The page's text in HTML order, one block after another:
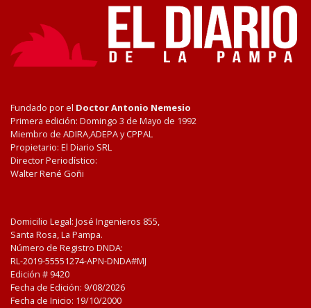
Fundado por el Doctor Antonio Nemesio
Primera edición: Domingo 3 de Mayo de 1992
Miembro de ADIRA,ADEPA y CPPAL
Propietario: El Diario SRL
Director Periodístico:
Walter René Goñi
Domicilio Legal: José Ingenieros 855,
Santa Rosa, La Pampa.
Número de Registro DNDA:
RL-2019-55551274-APN-DNDA#MJ
Edición # 9420
Fecha de Edición: 9/08/2026
Fecha de Inicio: 19/10/2000